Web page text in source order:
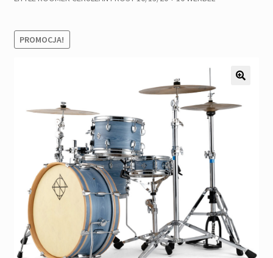
Pozostałe
Kontakt
PROMOCJA!